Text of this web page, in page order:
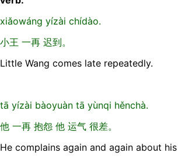
xiǎowánɡ yízài chídào.
小王 一再 迟到。
Little Wang comes late repeatedly.
tā yízài bàoyuàn tā yùnqi hěnchà.
他 一再 抱怨 他 运气 很差。
He complains again and again about